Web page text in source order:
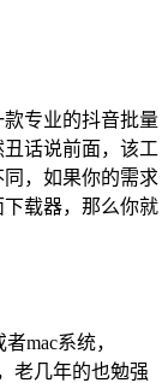
专业的抖音批量
话说前面，该工
，如果你的需求
载器，那么你就
mac系统，
老几年的也勉强